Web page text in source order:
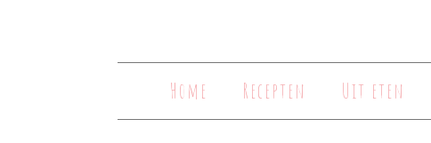
Home Recepten Uit eten